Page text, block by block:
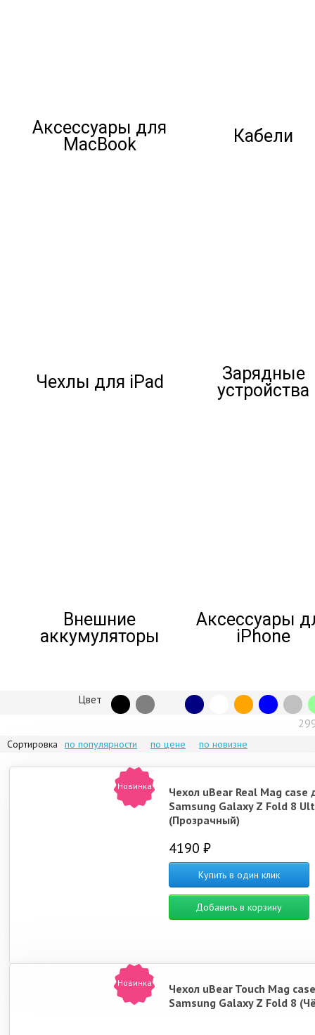
Аксессуары для
MacBook
Кабели
Чехлы для iPad
Зарядные
устройства
Внешние
аккумуляторы
Аксессуары
iPhone
Цвет
Сортировка по популярности по цене по новизне
Новинка
Чехол uBear Real Mag case
Samsung Galaxy Z Fold 8
(Прозрачный)
4190 ₽
Купить в один клик
Добавить в корзину
Новинка
Чехол uBear Touch Mag
Samsung Galaxy Z Fold 8